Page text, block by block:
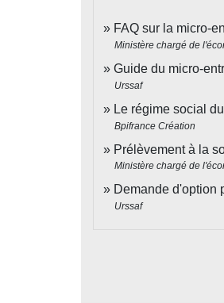
FAQ sur la micro-
Ministère chargé de
Guide du micro-
Urssaf
Le régime social
Bpifrance Création
Prélèvement à la
Ministère chargé de
Demande d'option
Urssaf